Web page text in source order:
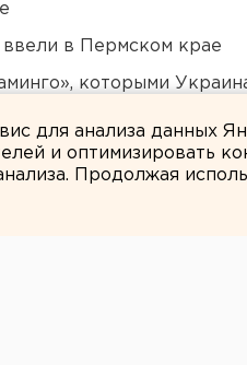
в Пермском крае
которыми
для анализа данных
и оптимизировать
Продолжая